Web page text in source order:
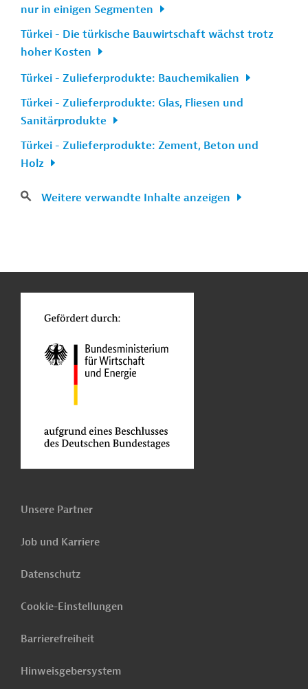
nur in einigen Segmenten
Türkei - Die türkische Bauwirtschaft wächst trotz
hoher Kosten
Türkei - Zulieferprodukte: Bauchemikalien
Türkei - Zulieferprodukte: Glas, Fliesen und
Sanitärprodukte
Türkei - Zulieferprodukte: Zement, Beton und
Holz
Weitere verwandte Inhalte anzeigen
Unsere Partner
Job und Karriere
Datenschutz
Cookie-Einstellungen
Barrierefreiheit
Hinweisgebersystem